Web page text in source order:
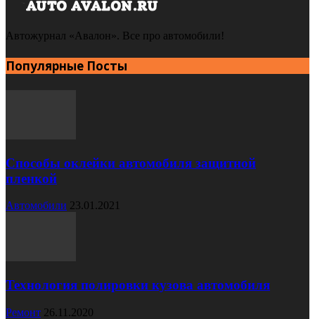
Автожурнал «Авалон». Все про автомобили!
Популярные Посты
Способы оклейки автомобиля защитной
пленкой
Автомобили 23.01.2021
Технология полировки кузова автомобиля
Ремонт 26.11.2020